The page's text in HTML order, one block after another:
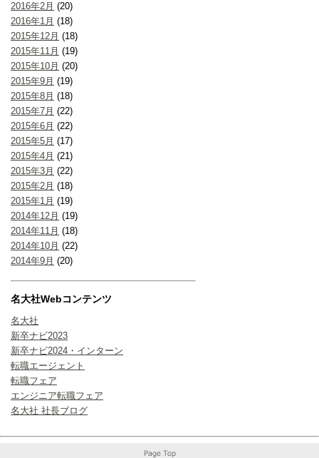
2016年2月 (20)
2016年1月 (18)
2015年12月 (18)
2015年11月 (19)
2015年10月 (20)
2015年9月 (19)
2015年8月 (18)
2015年7月 (22)
2015年6月 (22)
2015年5月 (17)
2015年4月 (21)
2015年3月 (22)
2015年2月 (18)
2015年1月 (19)
2014年12月 (19)
2014年11月 (18)
2014年10月 (22)
2014年9月 (20)
名大社Webコンテンツ
名大社
新卒ナビ2023
新卒ナビ2024・インターン
転職エージェント
転職フェア
エンジニア転職フェア
名大社 社長ブログ